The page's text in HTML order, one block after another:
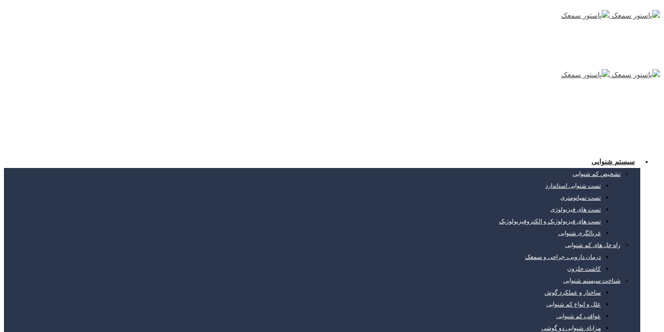
سیستم شنوایی
تشخیص کم شنوایی
تست شنوایی استاندارد
تست تمپانومتری
تست های فیزیولوژی
تست های فیزیولوژیک و الکتروفیزیولوژیک
غربالگری شنوایی
راه حل های کم شنوایی
درمان دارویی، جراحی و سمعک
کاشت حلزون
شناخت سیستم شنوایی
ساختار و عملکرد گوش
علل و انواع کم شنوایی
عواقب کم شنوایی
مزایای شنوایی دو گوشی